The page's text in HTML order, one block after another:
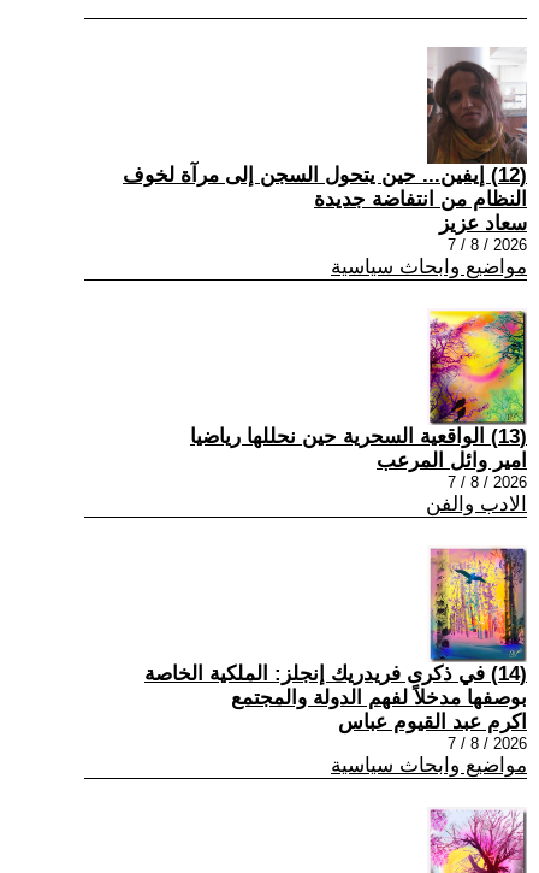
(12) إيفين... حين يتحول السجن إلى مرآة لخوف
النظام من انتفاضة جديدة
سعاد عزيز
2026 / 8 / 7
مواضيع وابحاث سياسية
(13) الواقعية السحرية حين نحللها رياضيا
امير وائل المرعب
2026 / 8 / 7
الادب والفن
(14) في ذكرى فريدريك إنجلز: الملكية الخاصة
بوصفها مدخلاً لفهم الدولة والمجتمع
اكرم عبد القيوم عباس
2026 / 8 / 7
مواضيع وابحاث سياسية